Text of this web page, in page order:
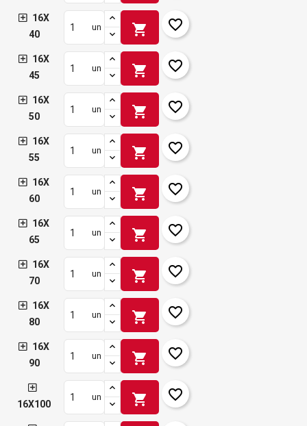
16X
40
un shopping_cart favorite_border
16X
45
un shopping_cart favorite_border
16X
50
un shopping_cart favorite_border
16X
55
un shopping_cart favorite_border
16X
60
un shopping_cart favorite_border
16X
65
un shopping_cart favorite_border
16X
70
un shopping_cart favorite_border
16X
80
un shopping_cart favorite_border
16X
90
un shopping_cart favorite_border
16X100
un shopping_cart favorite_border